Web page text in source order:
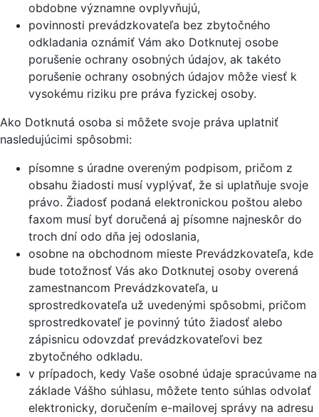
obdobne významne ovplyvňujú,
povinnosti prevádzkovateľa bez zbytočného
odkladania oznámiť Vám ako Dotknutej osobe
porušenie ochrany osobných údajov, ak takéto
porušenie ochrany osobných údajov môže viesť k
vysokému riziku pre práva fyzickej osoby.
Ako Dotknutá osoba si môžete svoje práva uplatniť
nasledujúcimi spôsobmi:
písomne s úradne overeným podpisom, pričom z
obsahu žiadosti musí vyplývať, že si uplatňuje svoje
právo. Žiadosť podaná elektronickou poštou alebo
faxom musí byť doručená aj písomne najneskôr do
troch dní odo dňa jej odoslania,
osobne na obchodnom mieste Prevádzkovateľa, kde
bude totožnosť Vás ako Dotknutej osoby overená
zamestnancom Prevádzkovateľa, u
sprostredkovateľa už uvedenými spôsobmi, pričom
sprostredkovateľ je povinný túto žiadosť alebo
zápisnicu odovzdať prevádzkovateľovi bez
zbytočného odkladu.
v prípadoch, kedy Vaše osobné údaje spracúvame na
základe Vášho súhlasu, môžete tento súhlas odvolať
elektronicky, doručením e-mailovej správy na adresu